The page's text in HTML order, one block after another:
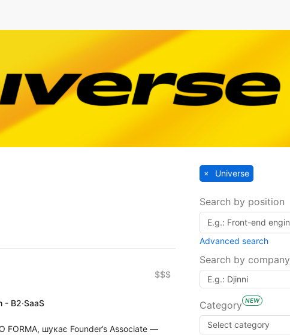
$$$
- B2·SaaS
FORMA, шукає Founder’s Associate —
Universe
Search by position
Advanced search
Search by company
Category NEW